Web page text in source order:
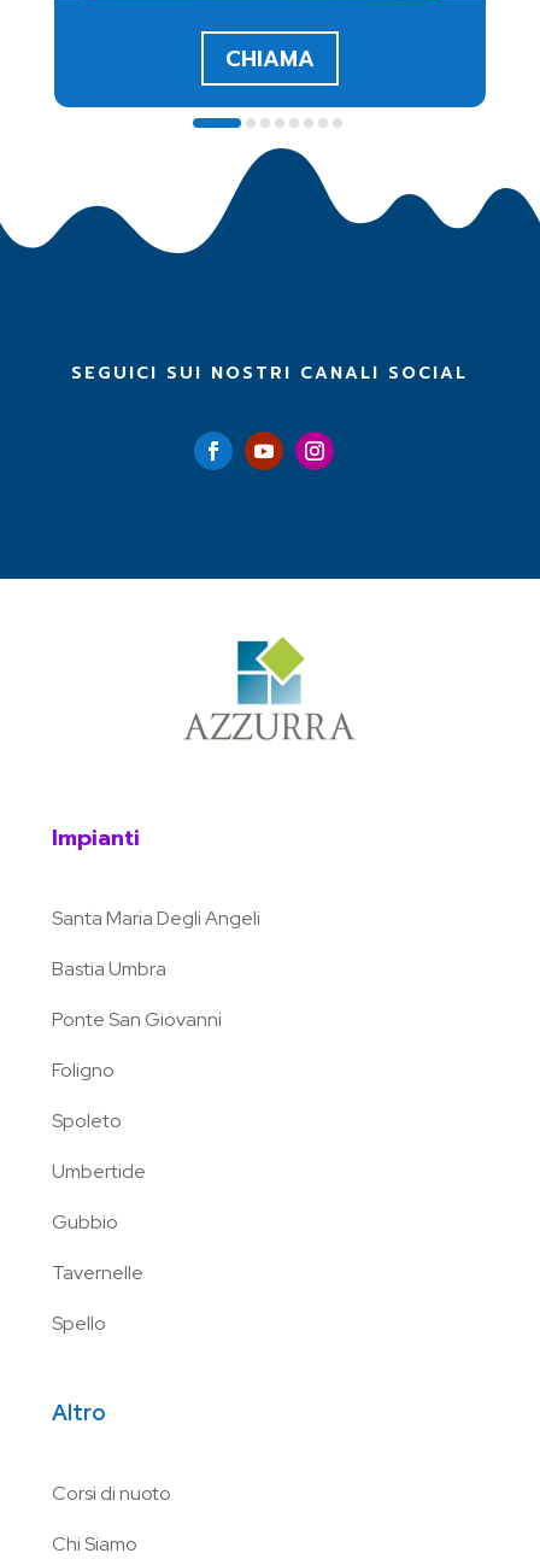
CHIAMA
SEGUICI SUI NOSTRI CANALI SOCIAL
Impianti
Santa Maria Degli Angeli
Bastia Umbra
Ponte San Giovanni
Foligno
Spoleto
Umbertide
Gubbio
Tavernelle
Spello
Altro
Corsi di nuoto
Chi Siamo